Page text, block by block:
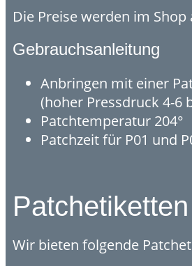
Die Preise werden im Shop
Gebrauchsanleitung
Anbringen mit einer
(hoher Pressdruck 4-6
Patchtemperatur 204°
Patchzeit für ​P01 und
Patchetiketten
Wir bieten folgende